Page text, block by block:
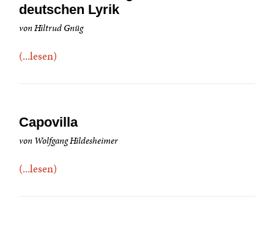
deutschen Lyrik
von Hiltrud Gnüg
(...lesen)
Capovilla
von Wolfgang Hildesheimer
(...lesen)